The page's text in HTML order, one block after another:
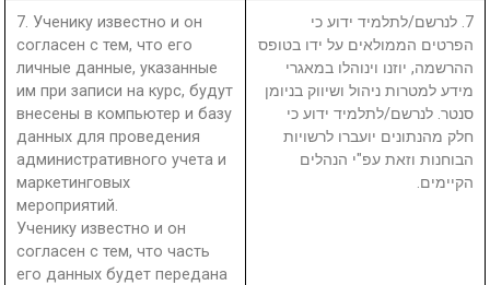
7. Ученику известно и он
согласен с тем, что его
личные данные, указанные
им при записи на курс, будут
внесены в компьютер и базу
данных для проведения
административного учета и
маркетинговых
мероприятий.
Ученику известно и он
согласен с тем, что часть
его данных будет передана
7. לנרשם/לתלמיד ידוע כי
הפרטים הממולאים על ידו בטופס
ההרשמה, יוזנו וינוהלו במאגרי
מידע למטרות ניהול ושיווק בניומן
סנטר. לנרשם/לתלמיד ידוע כי
חלק מהנתונים יועברו לרשויות
הבוחנות וזאת עפ"י הנהלים
הקיימים.